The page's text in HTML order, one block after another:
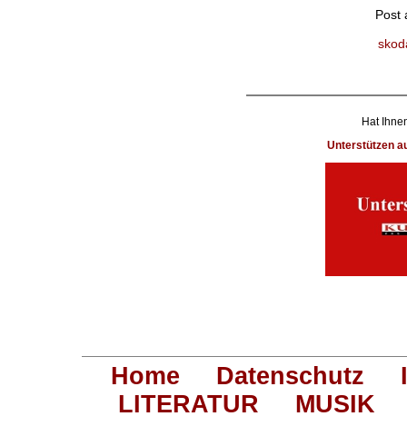
Post
Hat
Unterstützen
Home Datenschutz
LITERATUR
MUSIK